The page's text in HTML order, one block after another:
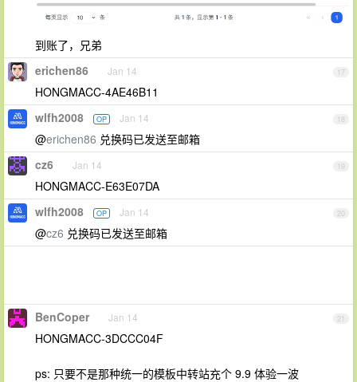
到账了，兄弟
17
erichen86 Jan 14
HONGMACC-4AE46B11
18
wlfh2008 OP Jan 14
@erichen86 兑换码已发送至邮箱
19
cz6 Jan 14
HONGMACC-E63E07DA
20
wlfh2008 OP Jan 14
@cz6 兑换码已发送至邮箱
21
BenCoper Jan 14
HONGMACC-3DCCC04F
ps: 只要不是那种统一的模板中转站充个 9.9 体验一波